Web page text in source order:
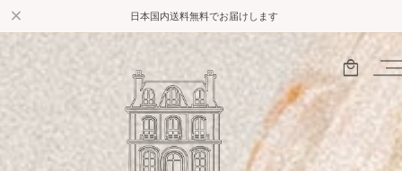
日本国内送料無料でお届けします